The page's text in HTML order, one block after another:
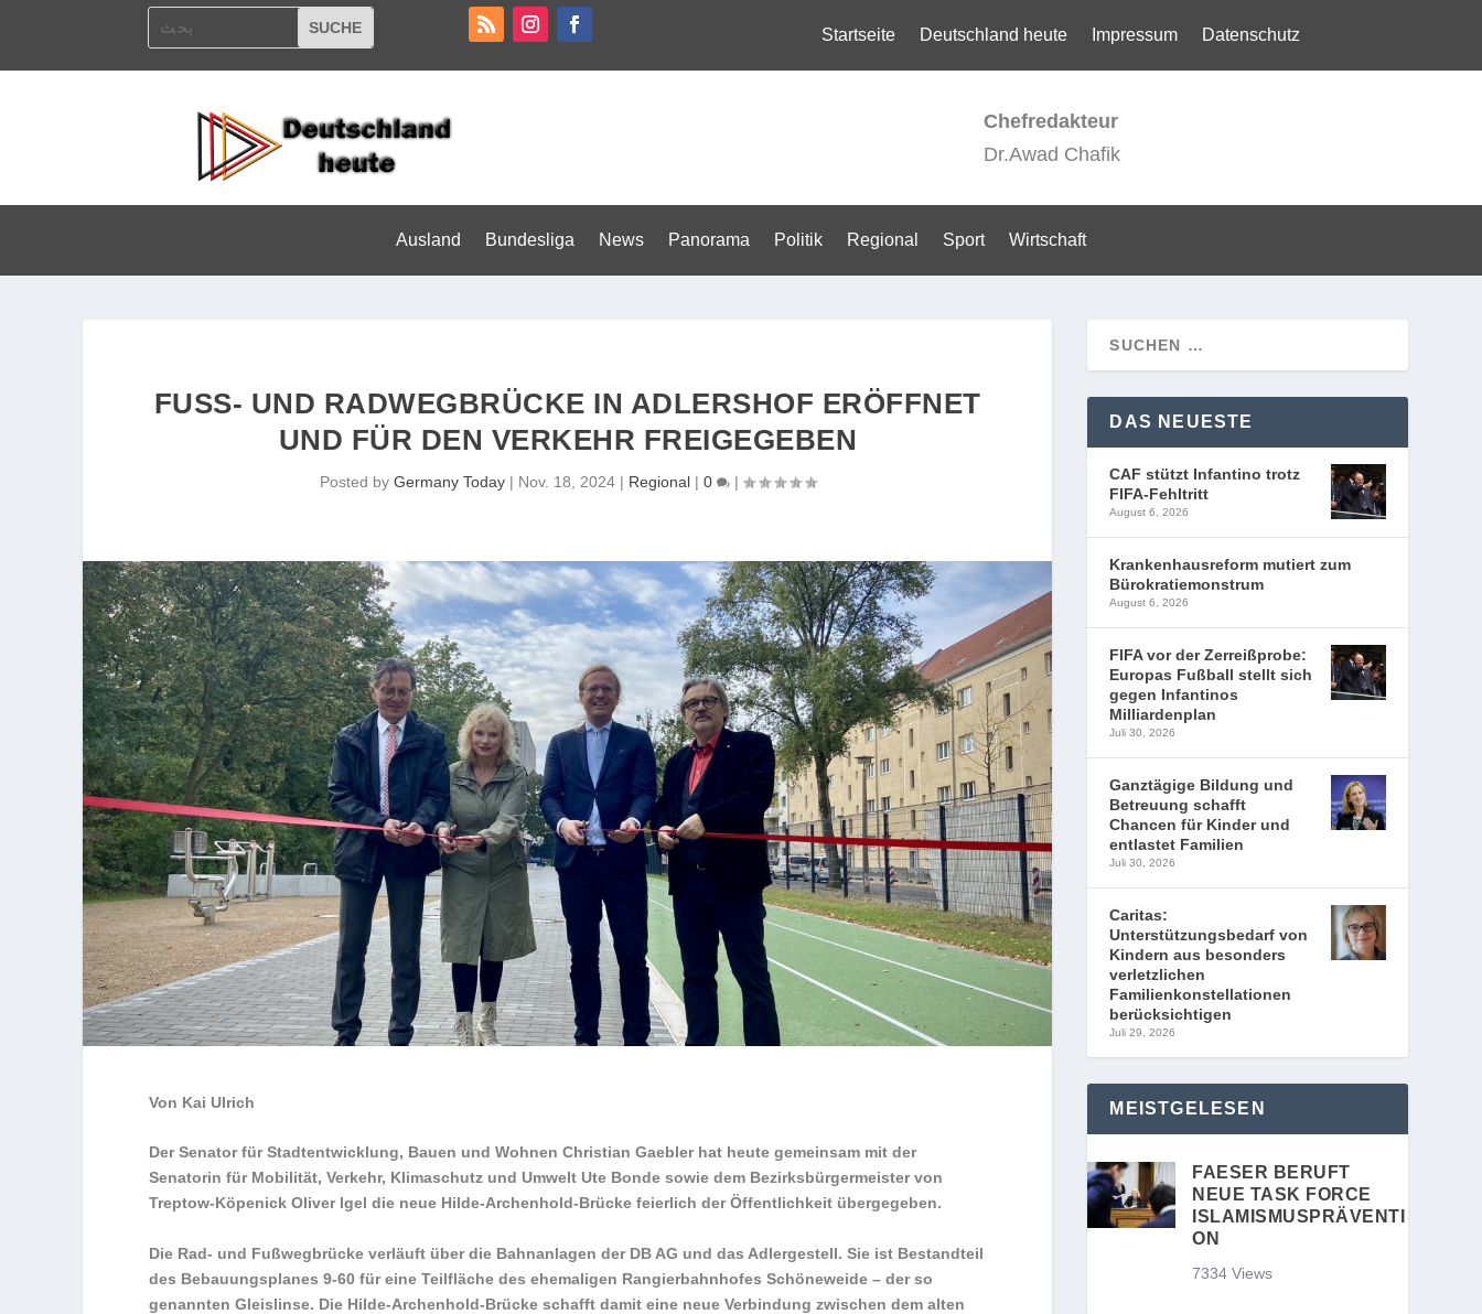
Startseite Deutschland heute Impressum Datenschutz
Chefredakteur
Dr.Awad Chafik
Ausland Bundesliga News Panorama Politik Regional Sport Wirtschaft
FUSS- UND RADWEGBRÜCKE IN ADLERSHOF ERÖFFNET U
ND FÜR DEN VERKEHR FREIGEGEBEN
Posted by Germany Today| Nov. 18, 2024| Regional| 0 |
Von Kai Ulrich
Der Senator für Stadtentwicklung, Bauen und Wohnen Christian Gaebler hat heute gemeinsam mit der
Senatorin für Mobilität, Verkehr, Klimaschutz und Umwelt Ute Bonde sowie dem Bezirksbürgermeister von
Treptow-Köpenick Oliver Igel die neue Hilde-Archenhold-Brücke feierlich der Öffentlichkeit übergegeben.
Die Rad- und Fußwegbrücke verläuft über die Bahnanlagen der DB AG und das Adlergestell. Sie ist Bestandteil
des Bebauungsplanes 9-60 für eine Teilfläche des ehemaligen Rangierbahnhofes Schöneweide – der so
genannten Gleislinse. Die Hilde-Archenhold-Brücke schafft damit eine neue Verbindung zwischen dem alten
DAS NEUESTE
CAF stützt Infantino trotz
FIFA-Fehltritt
August 6, 2026
Krankenhausreform mutiert zum
Bürokratiemonstrum
August 6, 2026
FIFA vor der Zerreißprobe:
Europas Fußball stellt sich
gegen Infantinos
Milliardenplan
Juli 30, 2026
Ganztägige Bildung und
Betreuung schafft
Chancen für Kinder und
entlastet Familien
Juli 30, 2026
Caritas:
Unterstützungsbedarf von
Kindern aus besonders
verletzlichen
Familienkonstellationen
berücksichtigen
Juli 29, 2026
MEISTGELESEN
FAESER BERUFT
NEUE TASK FORCE
ISLAMISMUSPRÄVENTI
ON
7334 Views